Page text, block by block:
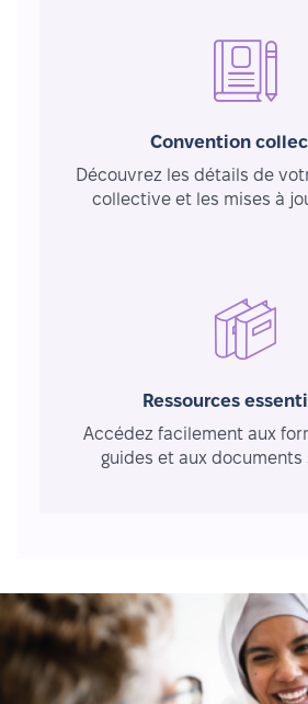
Convention
Découvrez les détails de
collective et les mises à
Ressources
Accédez facilement aux
guides et aux documents